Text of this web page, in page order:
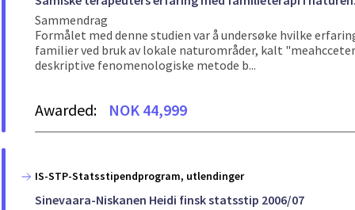
Sammendrag
Formålet med denne studien var å undersøke hvilke
familier ved bruk av lokale naturområder, kalt
deskriptive fenomenologiske metode b...
Awarded: NOK 44,999
IS-STP-Statsstipendprogram, utlendinger
Sinevaara-Niskanen Heidi finsk statsstip 2006/07